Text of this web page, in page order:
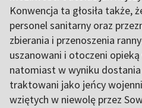
Konwencja ta głosiła także,
personel sanitarny oraz
zbierania i przenoszenia
uszanowani i otoczeni
natomiast w wyniku
traktowani jako jeńcy
wziętych w niewolę przez